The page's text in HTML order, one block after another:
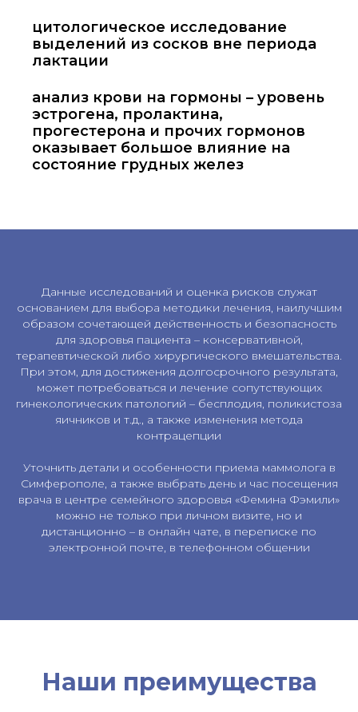
цитологическое исследование
выделений из сосков вне периода
лактации
анализ крови на гормоны – уровень
эстрогена, пролактина,
прогестерона и прочих гормонов
оказывает большое влияние на
состояние грудных желез
Данные исследований и оценка рисков служат
основанием для выбора методики лечения, наилучшим
образом сочетающей действенность и безопасность
для здоровья пациента – консервативной,
терапевтической либо хирургического вмешательства.
При этом, для достижения долгосрочного результата,
может потребоваться и лечение сопутствующих
гинекологических патологий – бесплодия, поликистоза
яичников и т.д., а также изменения метода
контрацепции
Уточнить детали и особенности приема маммолога в
Симферополе, а также выбрать день и час посещения
врача в центре семейного здоровья «Фемина Фэмили»
можно не только при личном визите, но и
дистанционно – в онлайн чате, в переписке по
электронной почте, в телефонном общении
Наши преимущества